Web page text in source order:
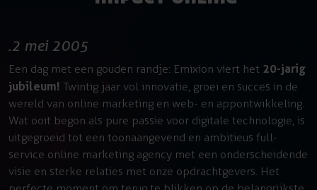
2 mei 2005
Een dag met een gouden randje: Emixion viert het 20-jarig
jubileum! Twintig jaar vol innovatie, groei en succes in de
wereld van online marketing en web- en appontwikkeling.
Wat ooit begon als pure passie voor digitale technologie, is
uitgegroeid tot een toonaangevend en ambitieus full-
service online marketing agency met een onderscheidende
visie en sterke relaties met onze opdrachtgevers. Het